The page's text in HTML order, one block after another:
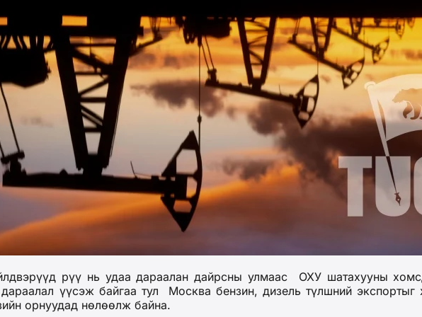
рүү нь удаа дараалан дайрсны улмаас ОХУшатахууны
үүсэжбайгаа тул
Москва бензин, дизель түлшний
орнуудад нөлөөлж байна.